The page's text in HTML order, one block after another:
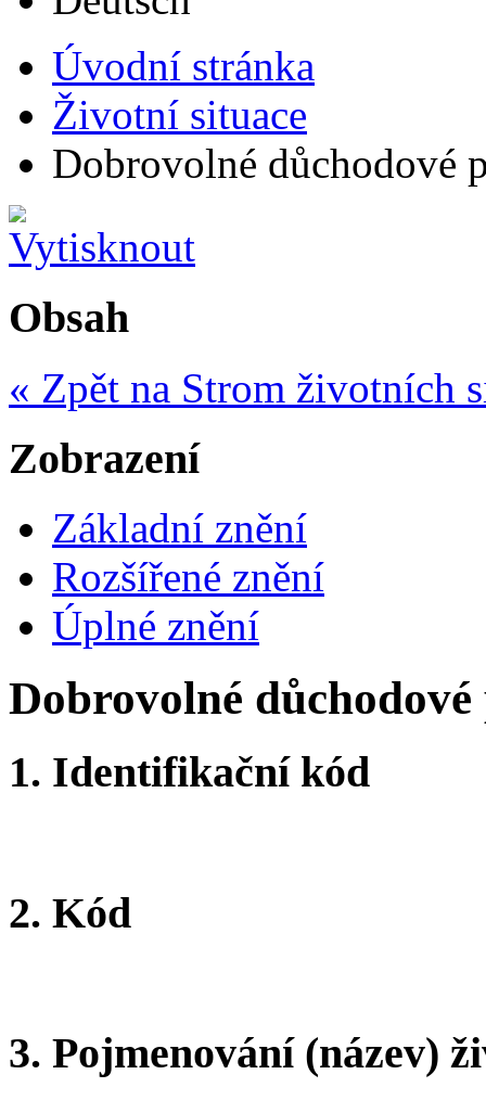
Úvodní stránka
Životní situace
Dobrovolné důchodové
Obsah
« Zpět na Strom životních
Zobrazení
Základní znění
Rozšířené znění
Úplné znění
Dobrovolné
1. Identifikační kód
2. Kód
3. Pojmenování (název)